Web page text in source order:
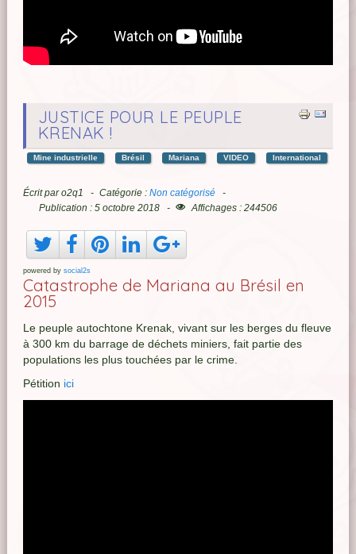
JUSTICE POUR LE PEUPLE
KRENAK !
Mine industrielle Brésil Mariana VIDEO International
Écrit paro2q1 Catégorie : Non catégorisé
Publication : 5 octobre 2018
Affichages : 244506
powered by social2s
Catastrophe de Mariana au Brésil en
2015
Le peuple autochtone Krenak, vivant sur les berges du fleuve
à 300 km du barrage de déchets miniers, fait partie des
populations les plus touchées par le crime.
Pétition ici